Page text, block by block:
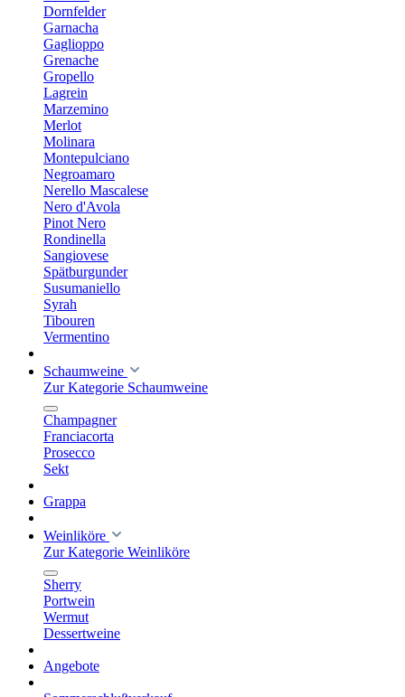
Dornfelder
Garnacha
Gaglioppo
Grenache
Gropello
Lagrein
Marzemino
Merlot
Molinara
Montepulciano
Negroamaro
Nerello Mascalese
Nero d'Avola
Pinot Nero
Rondinella
Sangiovese
Spätburgunder
Susumaniello
Syrah
Tibouren
Vermentino
Schaumweine
Zur Kategorie Schaumweine
Champagner
Franciacorta
Prosecco
Sekt
Grappa
Weinliköre
Zur Kategorie Weinliköre
Sherry
Portwein
Wermut
Dessertweine
Angebote